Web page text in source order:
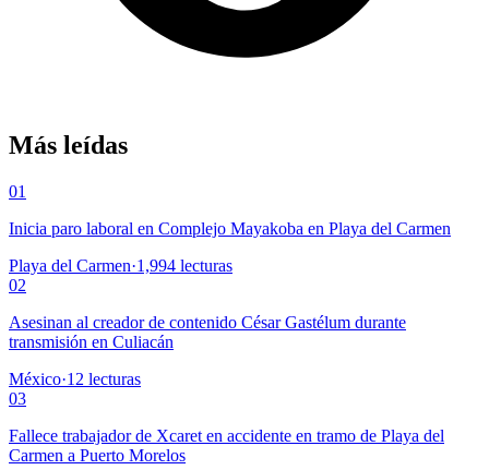
Más leídas
01
Inicia paro laboral en Complejo Mayakoba en Playa del Carmen
Playa del Carmen·1,994 lecturas
02
Asesinan al creador de contenido César Gastélum durante
transmisión en Culiacán
México·12 lecturas
03
Fallece trabajador de Xcaret en accidente en tramo de Playa del
Carmen a Puerto Morelos